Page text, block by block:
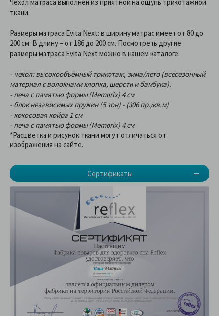
Сертификаты
Чехол матраса выполнен из приятной на ощупь трикотажной
ткани.
Размеры матраса Evita Next: в ширину матрас имеет от 80 до
200 см. В длину – от 186 до 200 см. Посмотреть другие
размеры матраса Evita Next можно в нашем каталоге.
- чехол: высокообъёмный трикотаж, зима/лето (всесезонный
материал с волокнами хлопка, шерсти и бамбука).
- пена с памятью формы (Memorix) 4 см
- блок независимых пружин (5 зон) - (306 пр./кв.м)
- кокосовая койра 1 см
- пена с памятью формы (Memorix) 4 см
*Расцветка и рисунок ткани могут отличаться от
изображения на сайте.